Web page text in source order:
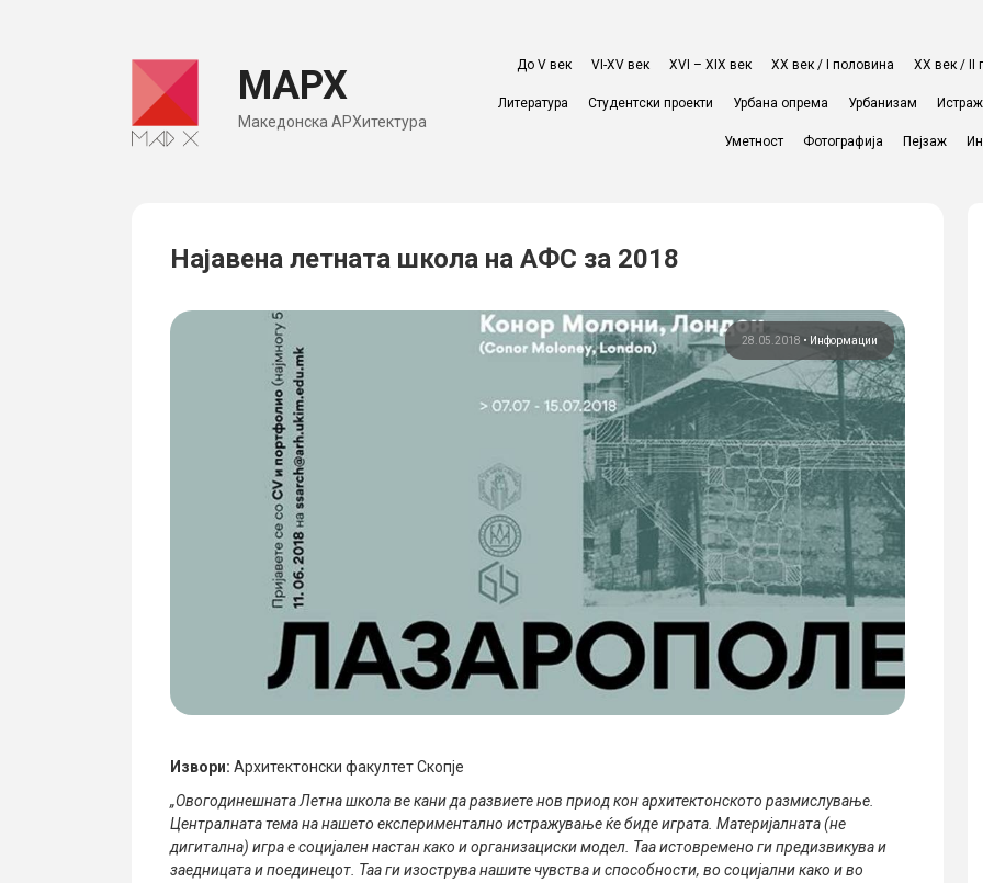
МАРХ
Македонска АРХитектура
До V век VI-XV век XVI – XIX век ХХ век / I половина ХХ век / II
Литература Студентски проекти Урбана опрема Урбанизам
Уметност Фотографија Пејзаж
Најавена летната школа на АФС за 2018
28.05.2018 • Информации
Извори: Архитектонски факултет Скопје
„Овогодинешната Летна школа ве кани да развиете нов приод кон архитектонското размислување.
Централната тема на нашето експериментално истражување ќе биде играта. Материјалната (не
дигитална) игра е социјален настан како и организациски модел. Таа истовремено ги предизвикува и
заедницата и поединецот. Таа ги изострува нашите чувства и способности, во социјални како и во